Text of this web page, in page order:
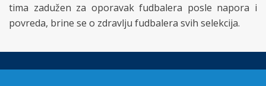
tima zadužen za oporavak fudbalera posle napora i
povreda, brine se o zdravlju fudbalera svih selekcija.